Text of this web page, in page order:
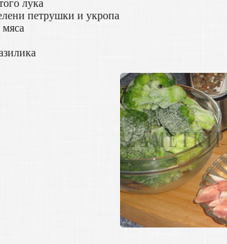
лука
петрушки и укропа